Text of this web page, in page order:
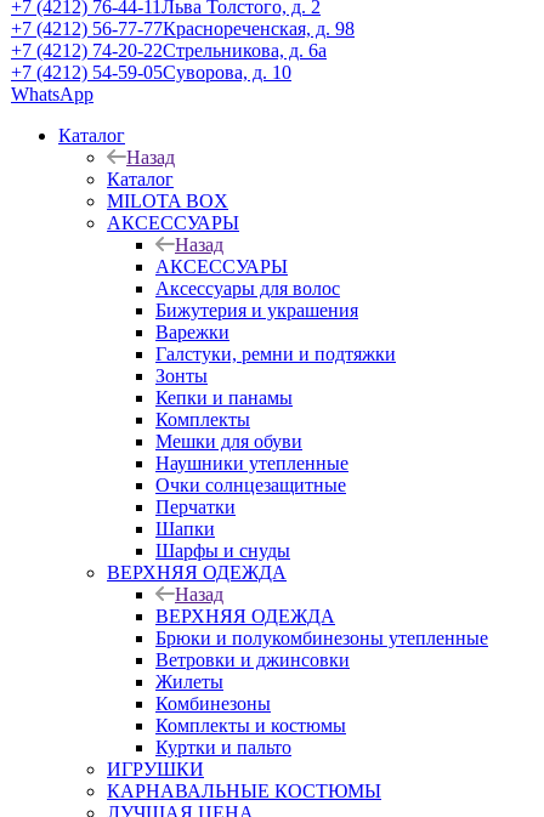
+7 (4212) 76-44-11Льва Толстого, д. 2
+7 (4212) 56-77-77Краснореченская, д. 98
+7 (4212) 74-20-22Стрельникова, д. 6а
+7 (4212) 54-59-05Суворова, д. 10
WhatsApp
Каталог
Назад
Каталог
MILOTA BOX
АКСЕССУАРЫ
Назад
АКСЕССУАРЫ
Аксессуары для волос
Бижутерия и украшения
Варежки
Галстуки, ремни и подтяжки
Зонты
Кепки и панамы
Комплекты
Мешки для обуви
Наушники утепленные
Очки солнцезащитные
Перчатки
Шапки
Шарфы и снуды
ВЕРХНЯЯ ОДЕЖДА
Назад
ВЕРХНЯЯ ОДЕЖДА
Брюки и полукомбинезоны утепленные
Ветровки и джинсовки
Жилеты
Комбинезоны
Комплекты и костюмы
Куртки и пальто
ИГРУШКИ
КАРНАВАЛЬНЫЕ КОСТЮМЫ
ЛУЧШАЯ ЦЕНА